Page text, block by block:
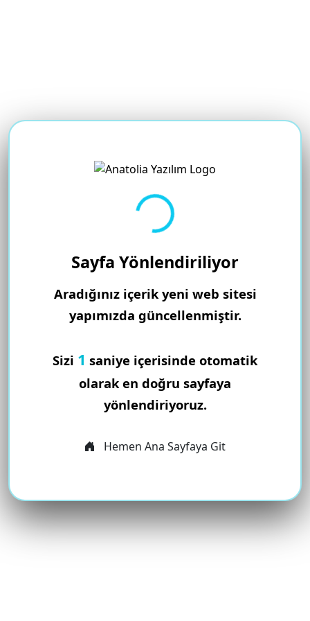
Yükleniyor...
Sayfa Yönlendiriliyor
Aradığınız içerik yeni web sitesi
yapımızda güncellenmiştir.
Sizi 1 saniye içerisinde otomatik
olarak en doğru sayfaya
yönlendiriyoruz.
Hemen Ana Sayfaya Git